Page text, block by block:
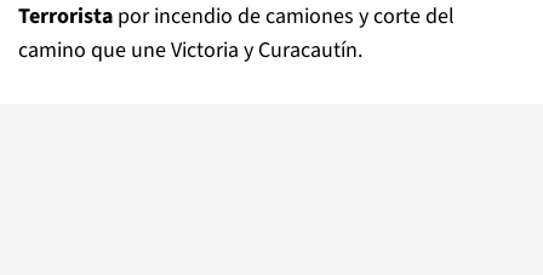
Terrorista por incendio de camiones y corte del
camino que une Victoria y Curacautín.